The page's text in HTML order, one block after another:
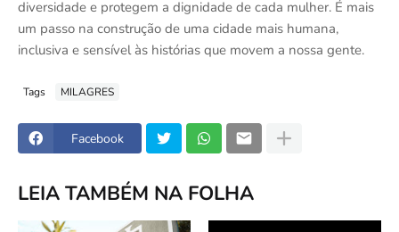
diversidade e protegem a dignidade de cada mulher. É mais
um passo na construção de uma cidade mais humana,
inclusiva e sensível às histórias que movem a nossa gente.
Tags MILAGRES
Facebook
LEIA TAMBÉM NA FOLHA